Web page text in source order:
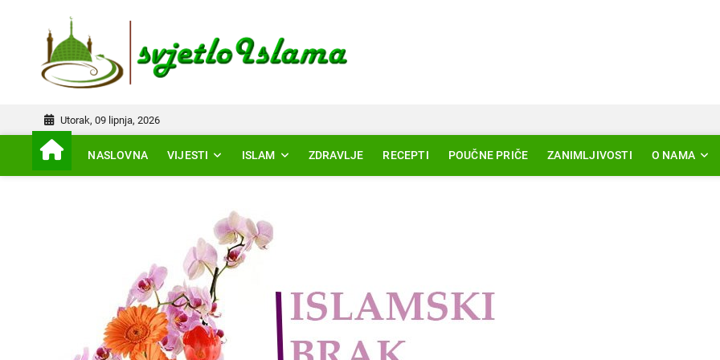
Utorak, 09 lipnja, 2026
NASLOVNA VIJESTI ISLAM ZDRAVLJE RECEPTI POUČNE PRIČE ZANIMLJIVOSTI O NAMA